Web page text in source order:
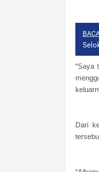
“Saya
Dari